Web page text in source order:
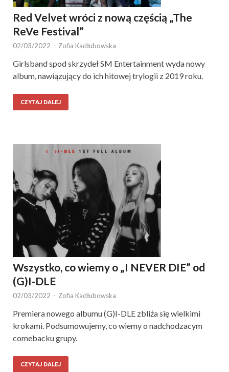
Red Velvet wróci z nową częścią „The
ReVe Festival”
02/03/2022 - Zofia Kadłubowska
Girlsband spod skrzydeł SM Entertainment wyda nowy
album, nawiązujący do ich hitowej trylogii z 2019 roku.
CZYTAJ DALEJ
Wszystko, co wiemy o „I NEVER DIE” od
(G)I-DLE
02/03/2022 - Zofia Kadłubowska
Premiera nowego albumu (G)I-DLE zbliża się wielkimi
krokami. Podsumowujemy, co wiemy o nadchodzacym
comebacku grupy.
CZYTAJ DALEJ